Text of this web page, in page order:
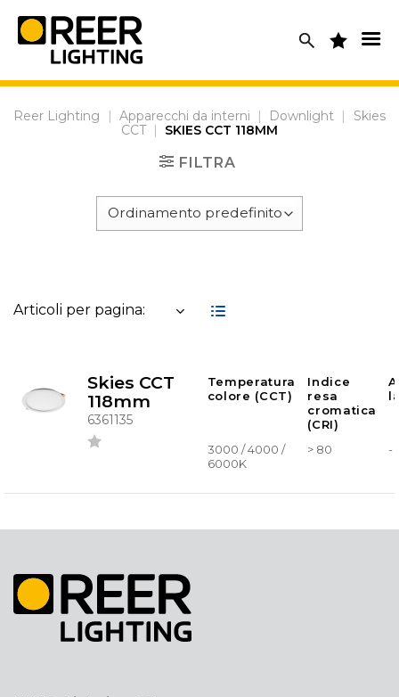
content
Reer Lighting | Apparecchi da interni | Downlight |
Skies
CCT | SKIES CCT 118MM
FILTRA
Articoli per pagina:
Skies CCT
118mm
6361135
Temperatura
colore (CCT)
Indice
resa
cromatica
(CRI)
3000 / 4000 /
6000K
> 80 -